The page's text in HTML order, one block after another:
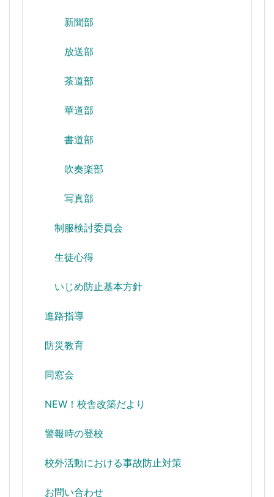
新聞部
放送部
茶道部
華道部
書道部
吹奏楽部
写真部
制服検討委員会
生徒心得
いじめ防止基本方針
進路指導
防災教育
同窓会
NEW！校舎改築だより
警報時の登校
校外活動における事故防止対策
お問い合わせ